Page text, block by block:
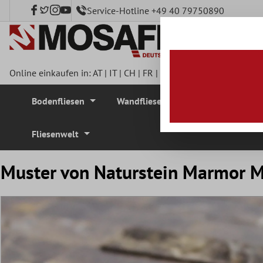
springen Service-Hotline +49 40 79750890
Online einkaufen in:AT| IT| CH | FR |
Bodenfliesen Wandfliesen
Fliesenwelt
Muster von Naturstein Marmor